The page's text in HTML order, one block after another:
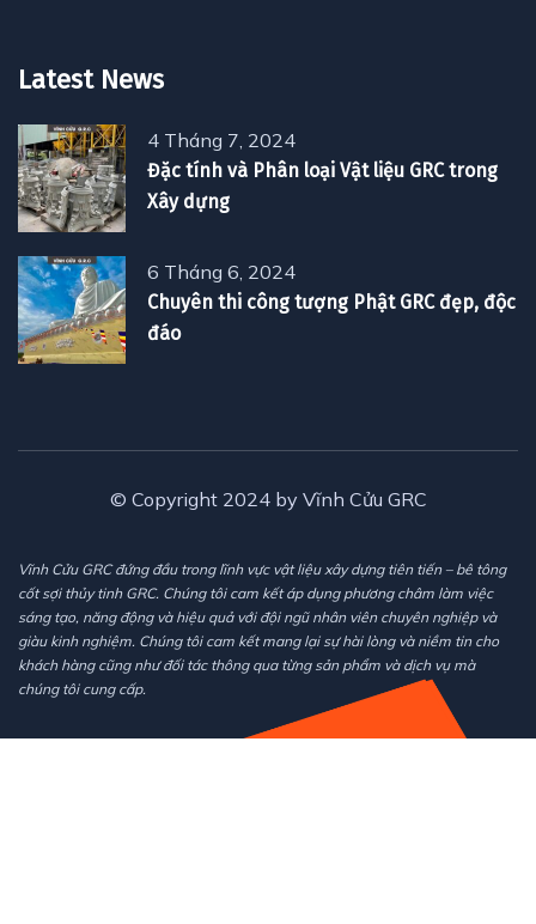
Latest News
4 Tháng 7, 2024
Đặc tính và Phân loại Vật liệu GRC trong
Xây dựng
6 Tháng 6, 2024
Chuyên thi công tượng Phật GRC đẹp, độc
đáo
© Copyright 2024 by Vĩnh Cửu GRC
Vĩnh Cửu GRC đứng đầu trong lĩnh vực vật liệu xây dựng tiên tiến – bê tông
cốt sợi thủy tinh GRC. Chúng tôi cam kết áp dụng phương châm làm việc
sáng tạo, năng động và hiệu quả với đội ngũ nhân viên chuyên nghiệp và
giàu kinh nghiệm. Chúng tôi cam kết mang lại sự hài lòng và niềm tin cho
khách hàng cũng như đối tác thông qua từng sản phẩm và dịch vụ mà
chúng tôi cung cấp.